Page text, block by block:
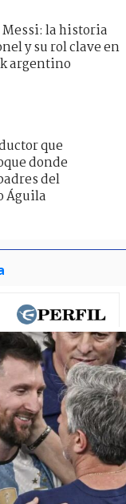
Messi: la historia
y su rol clave en
argentino
que
donde
del
Águila